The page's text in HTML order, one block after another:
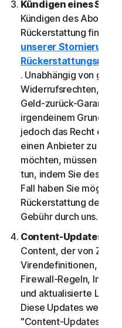
Kündigen eines
Kündigen des
Rückerstattung finden
unserer Stornierungs-
. Unabhängig von
Widerrufsrechten,
Geld-zurück-Garantie
irgendeinem Grund
jedoch das Recht
einen Anbieter zu
möchten, müssen Sie
tun, indem Sie dessen
Fall haben Sie
Rückerstattung der
Gebühr durch uns.
Content-Updates.
Content, der von Zeit
Virendefinitionen,
Firewall-Regeln,
und aktualisierte
Diese Updates werden
"Content-Updates"